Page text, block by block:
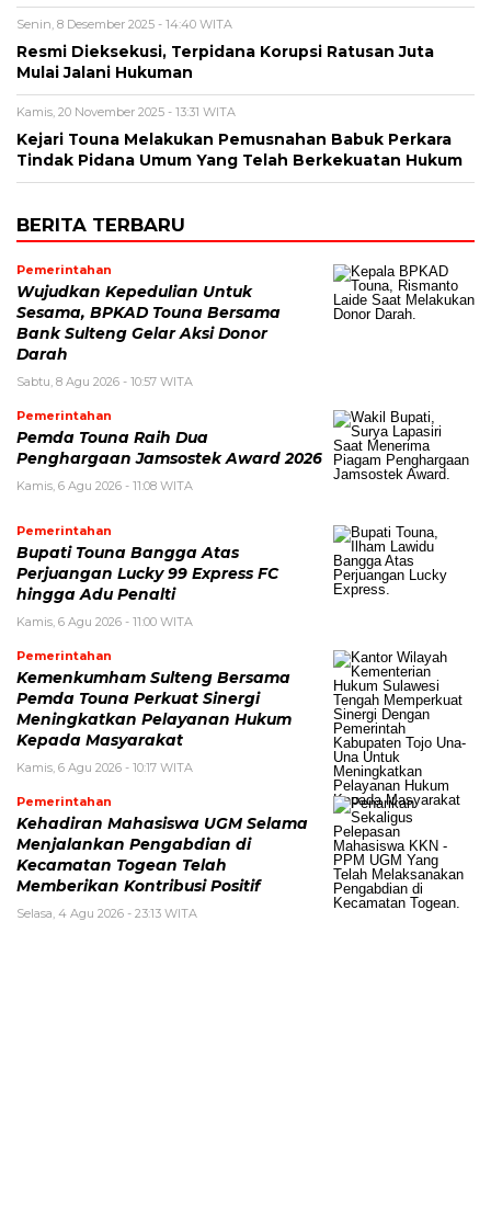
Senin, 8 Desember 2025 - 14:40 WITA
Resmi Dieksekusi, Terpidana Korupsi Ratusan Juta
Mulai Jalani Hukuman
Kamis, 20 November 2025 - 13:31 WITA
Kejari Touna Melakukan Pemusnahan Babuk Perkara
Tindak Pidana Umum Yang Telah Berkekuatan Hukum
BERITA TERBARU
Pemerintahan
Wujudkan Kepedulian Untuk
Sesama, BPKAD Touna Bersama
Bank Sulteng Gelar Aksi Donor
Darah
Sabtu, 8 Agu 2026 - 10:57 WITA
Pemerintahan
Pemda Touna Raih Dua
Penghargaan Jamsostek Award 2026
Kamis, 6 Agu 2026 - 11:08 WITA
Pemerintahan
Bupati Touna Bangga Atas
Perjuangan Lucky 99 Express FC
hingga Adu Penalti
Kamis, 6 Agu 2026 - 11:00 WITA
Pemerintahan
Kemenkumham Sulteng Bersama
Pemda Touna Perkuat Sinergi
Meningkatkan Pelayanan Hukum
Kepada Masyarakat
Kamis, 6 Agu 2026 - 10:17 WITA
Pemerintahan
Kehadiran Mahasiswa UGM Selama
Menjalankan Pengabdian di
Kecamatan Togean Telah
Memberikan Kontribusi Positif
Selasa, 4 Agu 2026 - 23:13 WITA